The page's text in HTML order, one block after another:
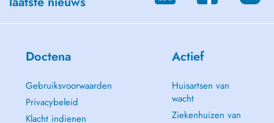
Doctena
Gebruiksvoorwaarden
Privacybeleid
Klacht indienen
Actief
Huisartsen van
wacht
Ziekenhuizen van